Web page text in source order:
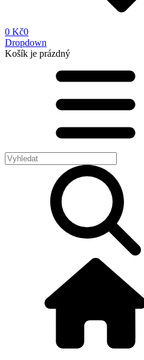
0 Kč0
Dropdown
Košík je prázdný